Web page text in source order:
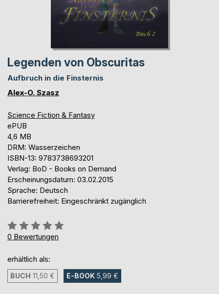
Legenden von Obscuritas
Aufbruch in die Finsternis
Alex-O. Szasz
Science Fiction & Fantasy
ePUB
4,6 MB
DRM: Wasserzeichen
ISBN-13: 9783738693201
Verlag: BoD - Books on Demand
Erscheinungsdatum: 03.02.2015
Sprache: Deutsch
Barrierefreiheit: Eingeschränkt zugänglich
Bewertung::
0%
0 Bewertungen
erhältlich als:
BUCH 11,50 € E-BOOK 5,99 €